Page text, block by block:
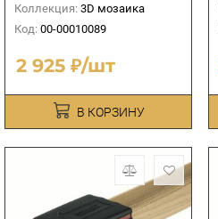
Коллекция: 3D мозаика
Код: 00-00010089
2 925 ₽/шт
В КОРЗИНУ